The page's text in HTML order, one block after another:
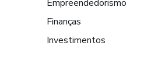
Empreendedorismo
Finanças
Investimentos